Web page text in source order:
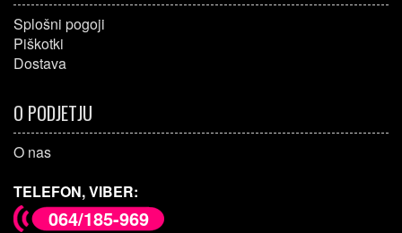
Splošni pogoji
Piškotki
Dostava
O PODJETJU
O nas
TELEFON, VIBER:
064/185-969